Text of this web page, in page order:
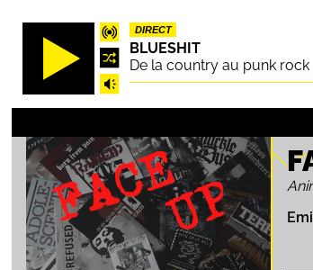
Aller
principal
DIRECT
BLUESHIT
De la country au punk rock